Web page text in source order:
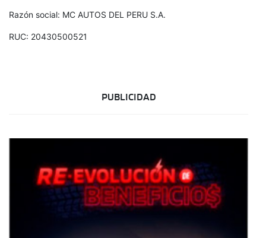
Razón social: MC AUTOS DEL PERU S.A.
RUC: 20430500521
PUBLICIDAD